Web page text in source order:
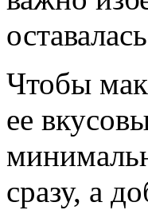
Чтобы
ее
сразу, а